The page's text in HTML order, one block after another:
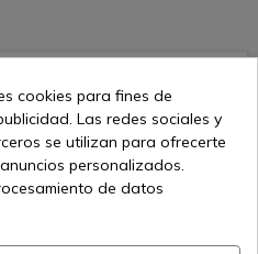
online desde 1998
pago seguros
cookies para fines de
Las redes sociales y
se utilizan para ofrecerte
personalizados.
de datos